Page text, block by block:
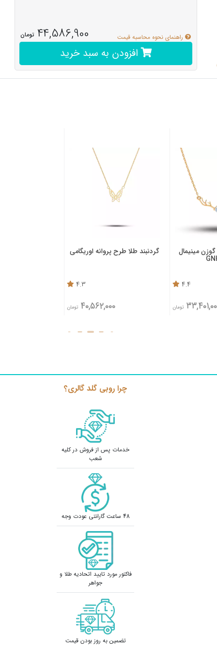
44,586,900 تومان راهنمای نحوه محاسبه قیمت
افزودن به سبد خرید
مینیمال
4.4
تومان
گردنبند طلا طرح پروانه اوریگامی
4.3
40,562,000 تومان
چرا روبی گلد گالری؟
خدمات پس از فروش در کلیه
شعب
48 ساعت گارانتی عودت وجه
فاکتور مورد تایید اتحادیه طلا و
جواهر
تضمین به روز بودن قیمت